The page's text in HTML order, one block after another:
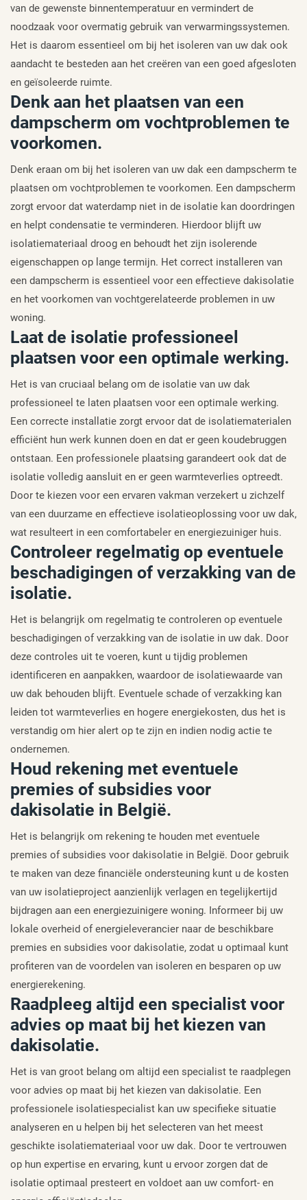
van de gewenste binnentemperatuur en vermindert de
noodzaak voor overmatig gebruik van verwarmingssystemen.
Het is daarom essentieel om bij het isoleren van uw dak ook
aandacht te besteden aan het creëren van een goed afgesloten
en geïsoleerde ruimte.
Denk aan het plaatsen van een
dampscherm om vochtproblemen te
voorkomen.
Denk eraan om bij het isoleren van uw dak een dampscherm te
plaatsen om vochtproblemen te voorkomen. Een dampscherm
zorgt ervoor dat waterdamp niet in de isolatie kan doordringen
en helpt condensatie te verminderen. Hierdoor blijft uw
isolatiemateriaal droog en behoudt het zijn isolerende
eigenschappen op lange termijn. Het correct installeren van
een dampscherm is essentieel voor een effectieve dakisolatie
en het voorkomen van vochtgerelateerde problemen in uw
woning.
Laat de isolatie professioneel
plaatsen voor een optimale werking.
Het is van cruciaal belang om de isolatie van uw dak
professioneel te laten plaatsen voor een optimale werking.
Een correcte installatie zorgt ervoor dat de isolatiematerialen
efficiënt hun werk kunnen doen en dat er geen koudebruggen
ontstaan. Een professionele plaatsing garandeert ook dat de
isolatie volledig aansluit en er geen warmteverlies optreedt.
Door te kiezen voor een ervaren vakman verzekert u zichzelf
van een duurzame en effectieve isolatieoplossing voor uw dak,
wat resulteert in een comfortabeler en energiezuiniger huis.
Controleer regelmatig op eventuele
beschadigingen of verzakking van de
isolatie.
Het is belangrijk om regelmatig te controleren op eventuele
beschadigingen of verzakking van de isolatie in uw dak. Door
deze controles uit te voeren, kunt u tijdig problemen
identificeren en aanpakken, waardoor de isolatiewaarde van
uw dak behouden blijft. Eventuele schade of verzakking kan
leiden tot warmteverlies en hogere energiekosten, dus het is
verstandig om hier alert op te zijn en indien nodig actie te
ondernemen.
Houd rekening met eventuele
premies of subsidies voor
dakisolatie in België.
Het is belangrijk om rekening te houden met eventuele
premies of subsidies voor dakisolatie in België. Door gebruik
te maken van deze financiële ondersteuning kunt u de kosten
van uw isolatieproject aanzienlijk verlagen en tegelijkertijd
bijdragen aan een energiezuinigere woning. Informeer bij uw
lokale overheid of energieleverancier naar de beschikbare
premies en subsidies voor dakisolatie, zodat u optimaal kunt
profiteren van de voordelen van isoleren en besparen op uw
energierekening.
Raadpleeg altijd een specialist voor
advies op maat bij het kiezen van
dakisolatie.
Het is van groot belang om altijd een specialist te raadplegen
voor advies op maat bij het kiezen van dakisolatie. Een
professionele isolatiespecialist kan uw specifieke situatie
analyseren en u helpen bij het selecteren van het meest
geschikte isolatiemateriaal voor uw dak. Door te vertrouwen
op hun expertise en ervaring, kunt u ervoor zorgen dat de
isolatie optimaal presteert en voldoet aan uw comfort- en